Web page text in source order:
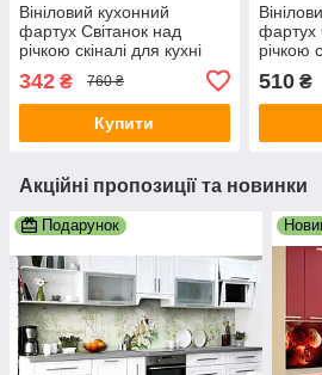
Вініловий кухонний
фартух Світанок над
річкою скіналі для кухні
наклейка ПВХ сонце вода
озеро Бежевий 600х3000
мм
342 ₴ 760 ₴
Купити
фартух
річкою
озеро
мм
510₴
Акційні пропозиції та новинки
Подарунок